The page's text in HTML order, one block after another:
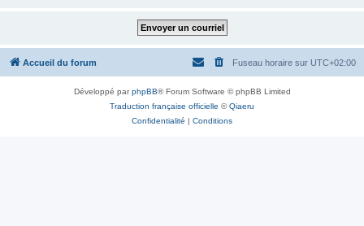
Accueil du forum Fuseau horaire sur UTC+02:00
Développé parphpBB® Forum Software © phpBB Limited
Traduction française officielle ©Qiaeru
Confidentialité | Conditions